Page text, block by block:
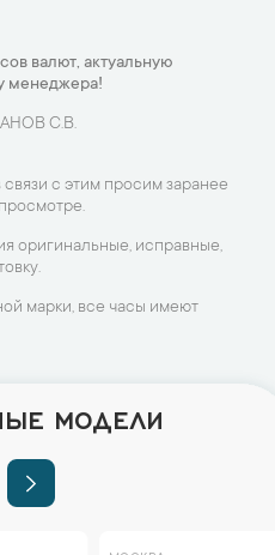
валют, актуальную
менеджера!
С.В.
с этим просим заранее
оригинальные, исправные,
марки, все часы имеют
МОДЕЛИ